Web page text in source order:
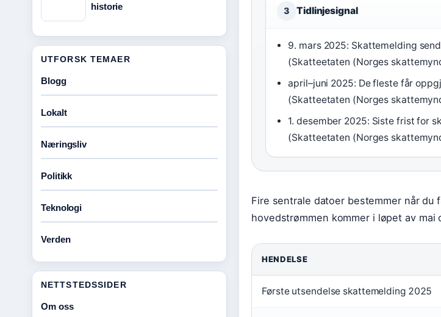
3 Tidlinjesignal
9. mars 2025: Skattemelding
(Skatteetaten (Norges
april–juni 2025: De fleste får
(Skatteetaten (Norges
1. desember 2025: Siste frist for
(Skatteetaten (Norges
Fire sentrale datoer bestemmer når
hovedstrømmen kommer i løpet av mai
HENDELSE
Første utsendelse skattemelding 2025
historie
UTFORSK TEMAER
Blogg
Lokalt
Næringsliv
Politikk
Teknologi
Verden
NETTSTEDSSIDER
Om oss